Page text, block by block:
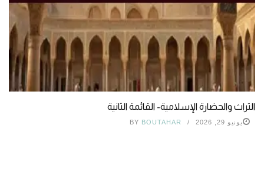
التراث والحضارة الإسلامية- القائمة الثانية
يونيو 29, 2026 BY BOUTAHAR